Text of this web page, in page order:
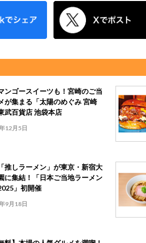
ンゴースイーツも！宮崎のご当
が集まる「太陽のめぐみ 宮崎
武百貨店 池袋本店
12月5日
推しラーメン」が東京・新宿大
に集結！「日本ご当地ラーメン
」初開催
9月18日